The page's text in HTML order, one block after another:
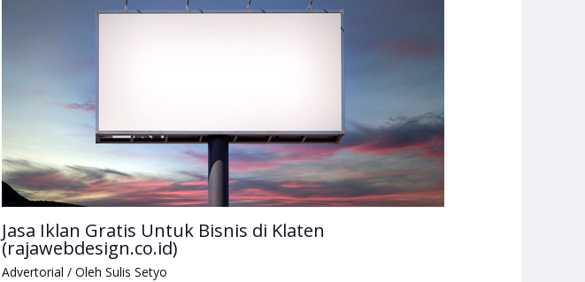
Jasa Iklan Gratis Untuk Bisnis di Klaten
(rajawebdesign.co.id)
Advertorial / Oleh Sulis Setyo